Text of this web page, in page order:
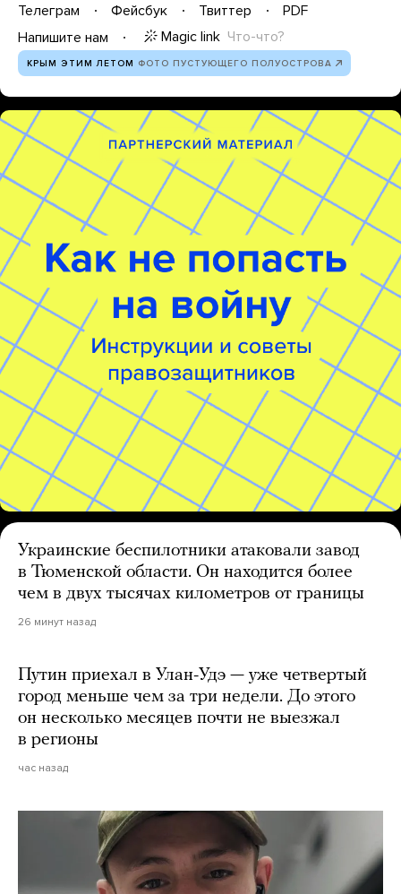
Телеграм Фейсбук Твиттер
PDF
Напишите нам
Magic link Что-что?
КРЫМ ЭТИМ ЛЕТОМ ФОТО ПУСТУЮЩЕГО ПОЛУОСТРОВА
Украинские беспилотники атаковали завод
в Тюменской области. Он находится более
чем в двух тысячах километров от границы
26 минут назад
Путин приехал в Улан-Удэ — уже четвертый
город меньше чем за три недели. До этого
он несколько месяцев почти не выезжал
в регионы
час назад